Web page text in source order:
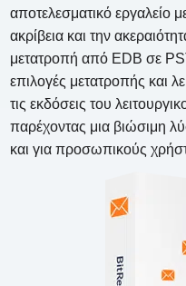
αποτελεσματικό εργαλείο
ακρίβεια και την
μετατροπή από EDB σε
επιλογές μετατροπής και
τις εκδόσεις του
παρέχοντας μια βιώσιμη
και για προσωπικούς